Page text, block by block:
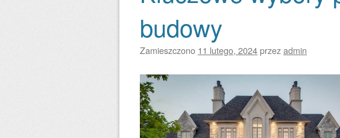
budowy
Zamieszczono 11 lutego, 2024przezadmin